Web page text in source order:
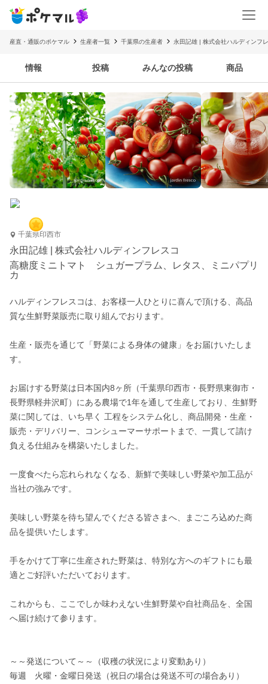
産直・通販のポケマル 生産者一覧 千葉県の生産者 永田記雄 | 株式会社ハルディンフ
情報 投稿 みんなの投稿 商品
千葉県印西市
永田記雄 | 株式会社ハルディンフレスコ
高糖度ミニトマト シュガープラム、レタス、ミニパプリ
カ
ハルディンフレスコは、お客様一人ひとりに喜んで頂ける、高品
質な生鮮野菜販売に取り組んでおります。
生産・販売を通じて「野菜による身体の健康」をお届けいたしま
す。
お届けする野菜は日本国内8ヶ所（千葉県印西市・長野県東御市・
長野県軽井沢町）にある農場で1年を通して生産しており、生鮮野
菜に関しては、いち早く 工程をシステム化し、商品開発・生産・
販売・デリバリー、コンシューマーサポートまで、一貫して請け
負える仕組みを構築いたしました。
一度食べたら忘れられなくなる、新鮮で美味しい野菜や加工品が
当社の強みです。
美味しい野菜を待ち望んでくださる皆さまへ、まごころ込めた商
品を提供いたします。
手をかけて丁寧に生産された野菜は、特別な方へのギフトにも最
適とご好評いただいております。
これからも、ここでしか味わえない生鮮野菜や自社商品を、全国
へ届け続けて参ります。
～～発送について～～（収穫の状況により変動あり）
毎週　火曜・金曜日発送（祝日の場合は発送不可の場合あり）